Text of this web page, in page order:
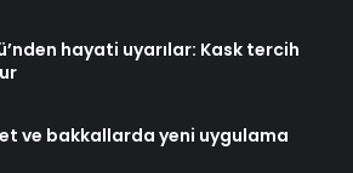
hayati uyarılar: Kask tercih
ve bakkallarda yeni uygulama